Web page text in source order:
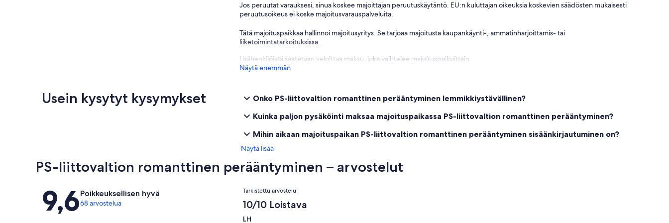
South Lakes -golfkerho
Goolwa Markets
Polkupyörän vuokraus
viinitilat
omaisuus
Kaksi yläkerran makuuhuonetta, iso oleskelutila ja keittiö alakerrassa. Maalaukselliset ikkunat vedenpuolella näkymät
Hindmarshin saarelle ja lintujen suojelualueelle sekä ylä- ja alakerrokset, joissa on istuimet ulkona.
Jos peruutat varauksesi, sinua koskee majoittajan peruutuskäytäntö. EU:n kuluttajan oikeuksia koskevien säädösten mukaisesti
peruutusoikeus ei koske majoitusvarauspalveluita.
Tätä majoituspaikkaa hallinnoi majoitusyritys. Se tarjoaa majoitusta kaupankäynti-, ammatinharjoittamis- tai
liiketoimintatarkoituksissa.
Lisähenkilöistä saatetaan veloittaa maksu, joka vaihtelee majoituspaikoittain
Näytä enemmän
Usein kysytyt kysymykset
Onko PS-liittovaltion romanttinen perääntyminen lemmikkiystävällinen?
Kuinka paljon pysäköinti maksaa majoituspaikassa PS-liittovaltion romanttinen perääntyminen?
Mihin aikaan majoituspaikan PS-liittovaltion romanttinen perääntyminen sisäänkirjautuminen on?
Näytä lisää
PS-liittovaltion romanttinen perääntyminen – arvostelut
Arvostelut
9,6Poikkeuksellisen hyvä
68 arvostelua
Arvostelut
Tarkistettu arvostelu
10/10 Loistava
LH